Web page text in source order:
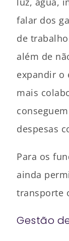
falar dos
de
além de
expandir o
mais
despesas
Para os
ainda
transporte
Gestão